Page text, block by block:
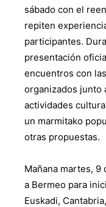
sábado con el
repiten
participantes.
presentación
encuentros con
organizados junto
actividades
un marmitako
otras propuestas.
Mañana martes,
a Bermeo para
Euskadi,